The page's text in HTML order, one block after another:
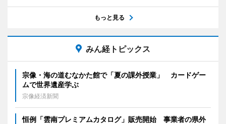
もっと見る
みん経トピックス
宗像・海の道むなかた館で「夏の課外授業」 カードゲー
ムで世界遺産学ぶ
宗像経済新聞
恒例「雲南プレミアムカタログ」販売開始 事業者の県外